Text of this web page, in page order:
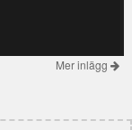
Mer inlägg